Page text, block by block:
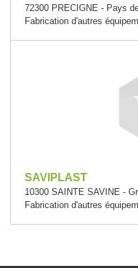
72300 PRECIGNE - Pays
Fabrication d'autres
SAVIPLAST
10300 SAINTE SAVINE -
Fabrication d'autres